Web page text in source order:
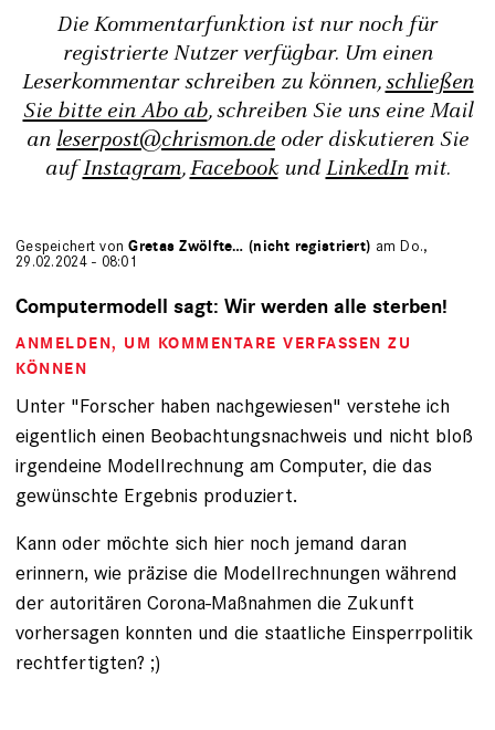
Die Kommentarfunktion ist nur noch für
registrierte Nutzer verfügbar. Um einen
Leserkommentar schreiben zu können,schließen
Sie bitte ein Abo ab, schreiben Sie uns eine Mail
an leserpost@chrismon.de oder diskutieren Sie
aufInstagram,FacebookundLinkedInmit.
Gespeichert vonGretas Zwölfte… (nicht registriert) am Do.,
29.02.2024 - 08:01
Computermodell sagt: Wir werden alle sterben!
ANMELDEN, UM KOMMENTARE VERFASSEN ZU
KÖNNEN
Unter "Forscher haben nachgewiesen" verstehe ich
eigentlich einen Beobachtungsnachweis und nicht bloß
irgendeine Modellrechnung am Computer, die das
gewünschte Ergebnis produziert.
Kann oder möchte sich hier noch jemand daran
erinnern, wie präzise die Modellrechnungen während
der autoritären Corona-Maßnahmen die Zukunft
vorhersagen konnten und die staatliche Einsperrpolitik
rechtfertigten? ;)